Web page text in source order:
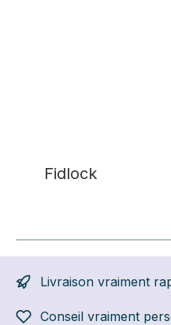
Fidlock
Livraison vraiment
Conseil vraiment